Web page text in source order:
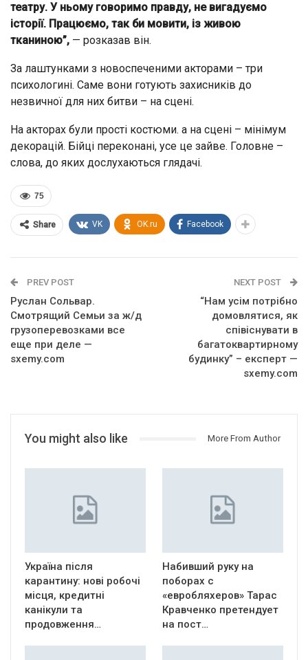
театру. У ньому говоримо правду, не вигадуємо
історії. Працюємо, так би мовити, із живою
тканиною”, — розказав він.
За лаштунками з новоспеченими акторами – три
психологині. Саме вони готують захисників до
незвичної для них битви – на сцені.
На акторах були прості костюми. а на сцені – мінімум
декорацій. Бійці переконані, усе це зайве. Головне –
слова, до яких дослухаються глядачі.
75
Share VK OK.ru Facebook
PREV POST
Руслан Сольвар.
Смотрящий Семьи за ж/д
грузоперевозками все
еще при деле —
sxemy.com
NEXT POST
“Нам усім потрібно
домовлятися, як
співіснувати в
багатоквартирному
будинку” – експерт —
sxemy.com
You might also like More From Author
Україна після
карантину: нові робочі
місця, кредитні
канікули та
продовження…
Набивший руку на
поборах с
«евробляхеров» Тарас
Кравченко претендует
на пост…